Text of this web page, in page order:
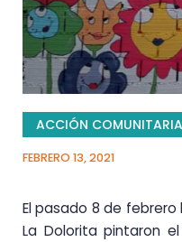
ACCIÓN
FEBRERO 13, 2021
El pasado 8 de
La Dolorita pintaron